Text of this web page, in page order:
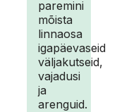
paremini
mõista
linnaosa
igapäevaseid
väljakutseid,
vajadusi
ja
arenguid.